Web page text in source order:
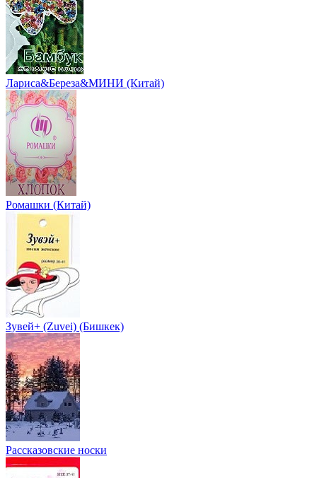
Лариса&Береза&МИНИ (Китай)
Ромашки (Китай)
Зувей+ (Zuvei) (Бишкек)
Рассказовские носки